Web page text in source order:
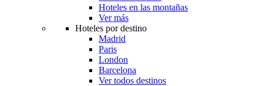
Hoteles en las montañas
Ver más
Hoteles por destino
Madrid
Paris
London
Barcelona
Ver todos destinos